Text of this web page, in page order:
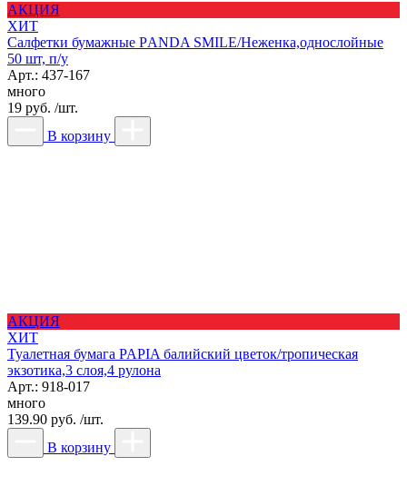
АКЦИЯ
ХИТ
Салфетки бумажные РANDA SMILE/Неженка,однослойные
50 шт, п/у
Арт.: 437-167
много
19 руб. /шт.
В корзину
АКЦИЯ
ХИТ
Туалетная бумага PAPIA балийский цветок/тропическая
экзотика,3 слоя,4 рулона
Арт.: 918-017
много
139.90 руб. /шт.
В корзину